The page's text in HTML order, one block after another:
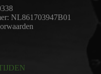
NL861703947B01